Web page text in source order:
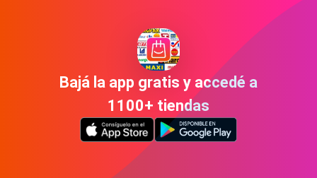
Bajá la app gratis y accedé a
1100+ tiendas